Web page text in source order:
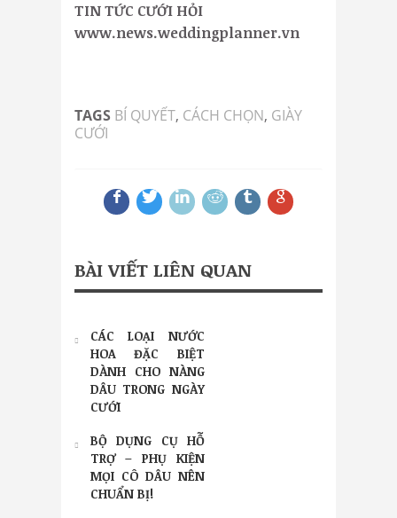
TIN TỨC CƯỚI HỎI
www.news.weddingplanner.vn
TAGS BÍ QUYẾT, CÁCH CHỌN, GIÀY
CƯỚI
BÀI VIẾT LIÊN QUAN
CÁC LOẠI NƯỚC
HOA ĐẶC BIỆT
DÀNH CHO NÀNG
DÂU TRONG NGÀY
CƯỚI
BỘ DỤNG CỤ HỖ
TRỢ – PHỤ KIỆN
MỌI CÔ DÂU NÊN
CHUẨN BỊ!